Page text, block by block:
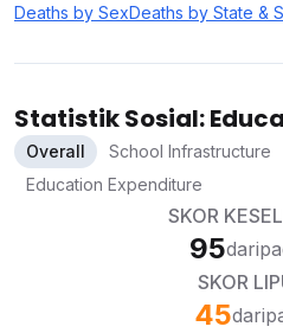
Deaths by SexDeaths by State &
Statistik Sosial:
Overall School Infrastructure
Education Expenditure
SKOR
95
SKOR
45